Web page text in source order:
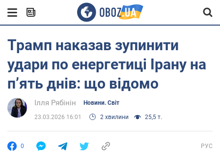
Трамп наказав зупинити
удари по енергетиці Ірану на
п’ять днів: що відомо
Ілля Рябінін Новини. Світ
23.03.2026 16:01 2 хвилини 25,5 т.
0 РУС